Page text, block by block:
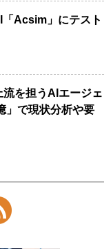
Acsim」にテスト
を担うAIエージェ
」で現状分析や要